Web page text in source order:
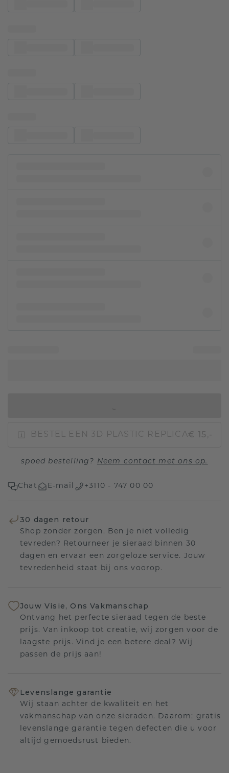
BESTEL EEN 3D PLASTIC REPLICA€ 15,-
spoed bestelling? Neem contact met ons op.
Chat E-mail +3110 - 747 00 00
30 dagen retour
Shop zonder zorgen. Ben je niet volledig
tevreden? Retourneer je sieraad binnen 30
dagen en ervaar een zorgeloze service. Jouw
tevredenheid staat bij ons voorop.
Jouw Visie, Ons Vakmanschap
Ontvang het perfecte sieraad tegen de beste
prijs. Van inkoop tot creatie, wij zorgen voor de
laagste prijs. Vind je een betere deal? Wij
passen de prijs aan!
Levenslange garantie
Wij staan achter de kwaliteit en het
vakmanschap van onze sieraden. Daarom: gratis
levenslange garantie tegen defecten die u voor
altijd gemoedsrust bieden.